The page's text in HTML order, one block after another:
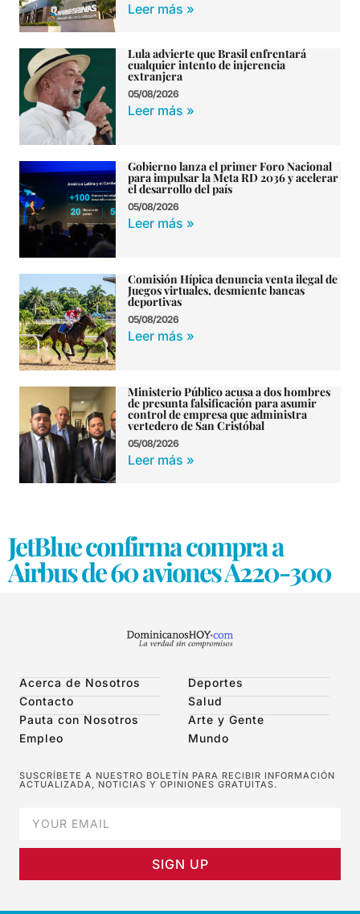
Leer más »
Lula advierte que Brasil enfrentará
cualquier intento de injerencia
extranjera
05/08/2026
Leer más »
Gobierno lanza el primer Foro Nacional
para impulsar la Meta RD 2036 y acelerar
el desarrollo del país
05/08/2026
Leer más »
Comisión Hípica denuncia venta ilegal de
Juegos virtuales, desmiente bancas
deportivas
05/08/2026
Leer más »
Ministerio Público acusa a dos hombres
de presunta falsificación para asumir
control de empresa que administra
vertedero de San Cristóbal
05/08/2026
Leer más »
JetBlue confirma compra a
Airbus de 60 aviones A220-300
Acerca de Nosotros
Contacto
Pauta con Nosotros
Empleo
Deportes
Salud
Arte y Gente
Mundo
SUSCRÍBETE A NUESTRO BOLETÍN PARA RECIBIR INFORMACIÓN
ACTUALIZADA, NOTICIAS Y OPINIONES GRATUITAS.
SIGN UP